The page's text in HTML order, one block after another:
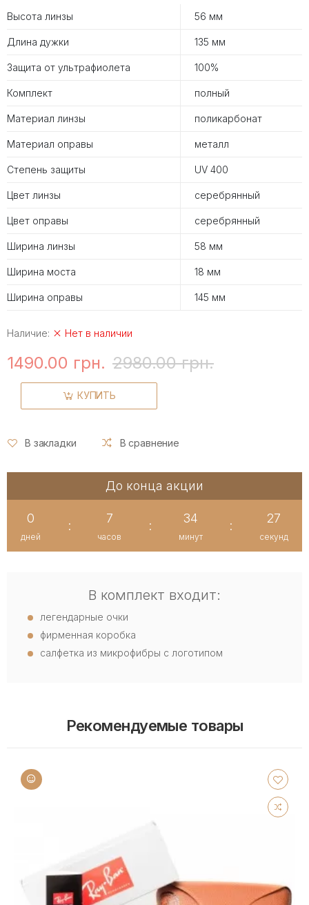
Высота линзы 56 мм
Длина дужки 135 мм
Защита от ультрафиолета 100%
Комплект полный
Материал линзы поликарбонат
Материал оправы металл
Степень защиты UV 400
Цвет линзы серебрянный
Цвет оправы серебрянный
Ширина линзы 58 мм
Ширина моста 18 мм
Ширина оправы 145 мм
Наличие: Нет в наличии
1490.00 грн. 2980.00 грн.
КУПИТЬ
В закладки В сравнение
До конца акции
0
дней
:
7
часов
:
34
минут
:
26
секунд
В комплект входит:
легендарные очки
фирменная коробка
салфетка из микрофибры с логотипом
Рекомендуемые товары